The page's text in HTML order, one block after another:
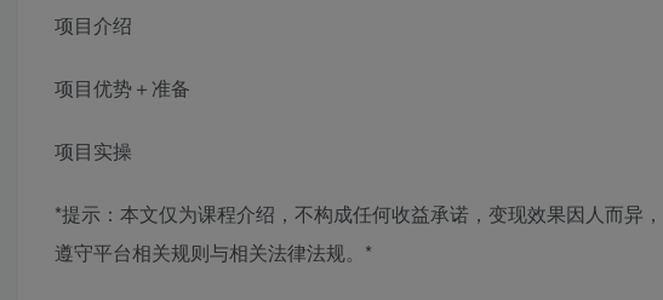
项目介绍
项目优势＋准备
项目实操
*提示：本文仅为课程介绍，不构成任何收益承诺，变现效果因人而异
遵守平台相关规则与相关法律法规。*